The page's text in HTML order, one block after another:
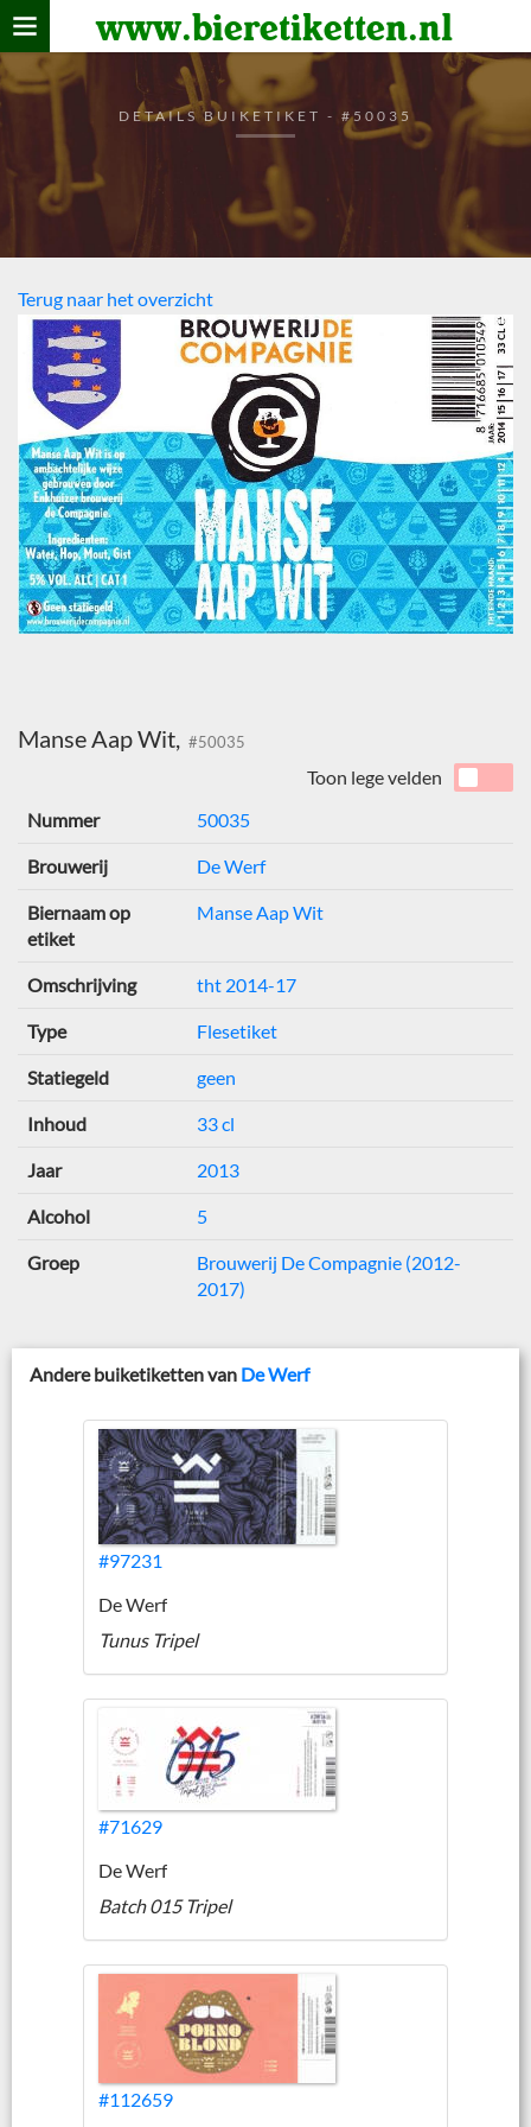
www.bieretiketten.nl
Home
verzamelen
De bierkaart
Bezoekers
DETAILS BUIKETIKET - #50035
Terug naar het overzicht
Manse Aap Wit, #50035
Toon lege velden
Nummer
50035
Brouwerij De Werf
Biernaam op
etiket
Manse Aap Wit
Omschrijving tht 2014-17
Type Flesetiket
Statiegeld geen
Inhoud 33 cl
Jaar 2013
Alcohol 5
Groep
Brouwerij De Compagnie (2012-
2017)
Andere buiketiketten van De Werf
#97231
De Werf
Tunus Tripel
#71629
De Werf
Batch 015 Tripel
#112659